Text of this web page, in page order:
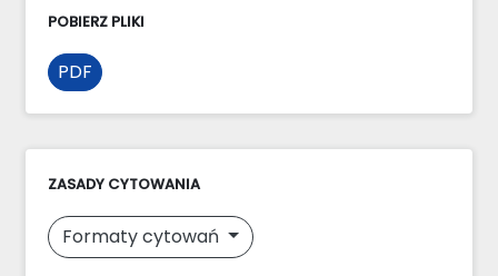
POBIERZ PLIKI
PDF
ZASADY CYTOWANIA
Formaty cytowań